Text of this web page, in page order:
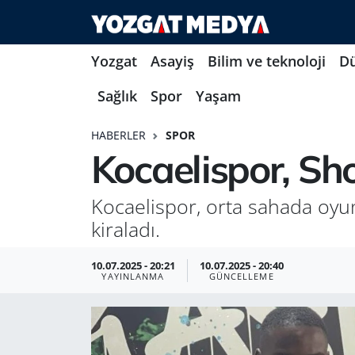
Yozgat Asayiş Bilim ve teknoloji
Sağlık
Spor Yaşam
HABERLER SPOR
Kocaelispor,
Kocaelispor, orta sahada
kiraladı.
10.07.2025 - 20:21
YAYINLANMA
10.07.2025 - 20:40
GÜNCELLEME